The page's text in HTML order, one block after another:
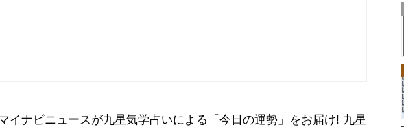
イナビニュースが九星気学占いによる「今日の運勢」をお届け! 九星